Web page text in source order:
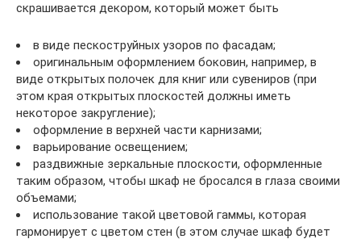
скрашивается декором, который может быть
в виде пескоструйных узоров по фасадам;
оригинальным оформлением боковин, например, в
виде открытых полочек для книг или сувениров (при
этом края открытых плоскостей должны иметь
некоторое закругление);
оформление в верхней части карнизами;
варьирование освещением;
раздвижные зеркальные плоскости, оформленные
таким образом, чтобы шкаф не бросался в глаза своими
объемами;
использование такой цветовой гаммы, которая
гармонирует с цветом стен (в этом случае шкаф будет